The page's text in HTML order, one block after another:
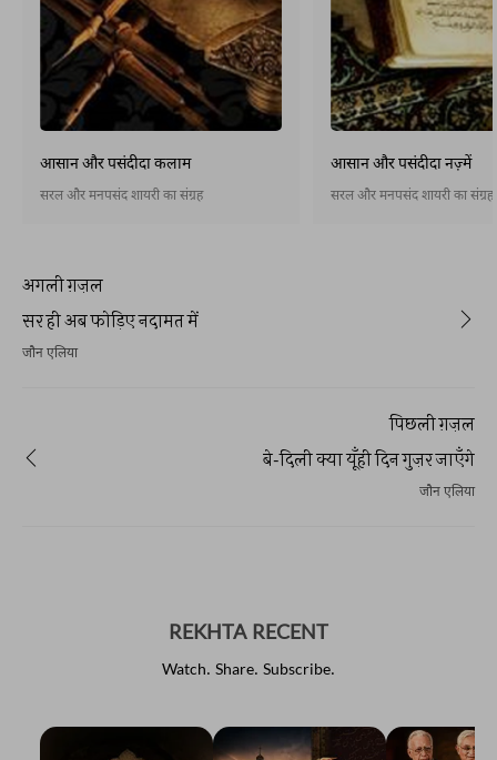
आसान और पसंदीदा कलाम
सरल और मनपसंद शायरी का संग्रह
आसान और पसंदीदा नज़्में
सरल और मनपसंद शायरी का संग्रह
अगली ग़ज़ल
सर ही अब फोड़िए नदामत में
जौन एलिया
पिछली ग़ज़ल
बे-दिली क्या यूँही दिन गुज़र जाएँगे
जौन एलिया
REKHTA RECENT
Watch. Share. Subscribe.